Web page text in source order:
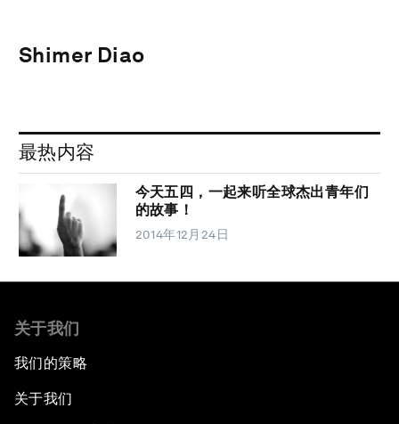
Shimer Diao
最热内容
今天五四，一起来听全球杰出青年们
的故事！
2014年12月24日
关于我们
我们的策略
关于我们